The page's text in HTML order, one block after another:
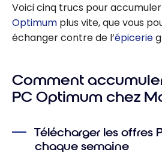
Voici cinq trucs pour
Optimum plus vite, que vous
échanger contre de l’épicerie
Comment
PC Optimum chez
Télécharger les offres
chaque semaine